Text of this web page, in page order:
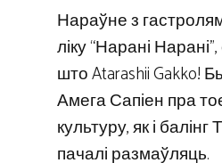
Нараўне з
ліку “Нарані
што Atarashii Gakko!
Амега Сапіен пра
культуру, як і
пачалі размаўляць.